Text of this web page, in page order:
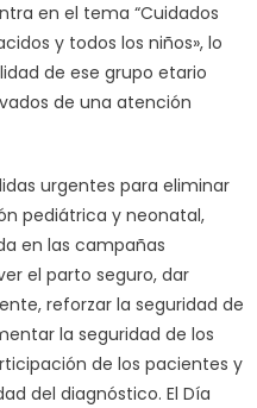
en el tema “Cuidados
y todos los niños», lo
de ese grupo etario
de una atención
urgentes para eliminar
pediátrica y neonatal,
en las campañas
el parto seguro, dar
reforzar la seguridad de
la seguridad de los
de los pacientes y
del diagnóstico. El Día